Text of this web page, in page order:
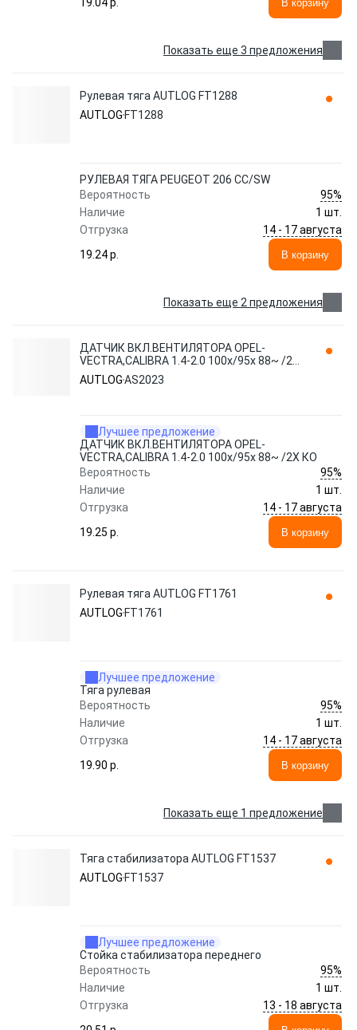
В корзину
Показать еще 3 предложения
Рулевая тяга AUTLOG FT1288
AUTLOG FT1288
РУЛЕВАЯ ТЯГА PEUGEOT 206 CC/SW
Вероятность
95%
Наличие
1 шт.
Отгрузка
14 - 17 августа
19.24 p.
В корзину
Показать еще 2 предложения
ДАТЧИК ВКЛ.ВЕНТИЛЯТОРА OPEL-
VECTRA,CALIBRA 1.4-2.0 100x/95x 88~ /2Х
КО AS2023 AUTLOG
AUTLOGAS2023
Лучшее предложение
ДАТЧИК ВКЛ.ВЕНТИЛЯТОРА OPEL-
VECTRA,CALIBRA 1.4-2.0 100x/95x 88~ /2Х КО
Вероятность
95%
Наличие
1 шт.
Отгрузка
14 - 17 августа
19.25 p.
В корзину
Рулевая тяга AUTLOG FT1761
AUTLOG FT1761
Лучшее предложение
Тяга рулевая
Вероятность
95%
Наличие
1 шт.
Отгрузка
14 - 17 августа
19.90 p.
В корзину
Показать еще 1 предложение
Тяга стабилизатора AUTLOG FT1537
AUTLOG FT1537
Лучшее предложение
Стойка стабилизатора переднего
Вероятность
95%
Наличие
1 шт.
Отгрузка
13 - 18 августа